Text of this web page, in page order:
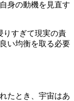
身の動機を見直す
すぎて現実の責
い均衡を取る必要
たとき、宇宙はあ